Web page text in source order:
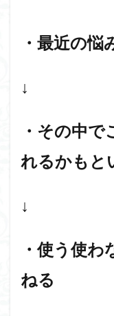
・最近の悩
↓
・その中
れるかもと
↓
・使う使
ねる